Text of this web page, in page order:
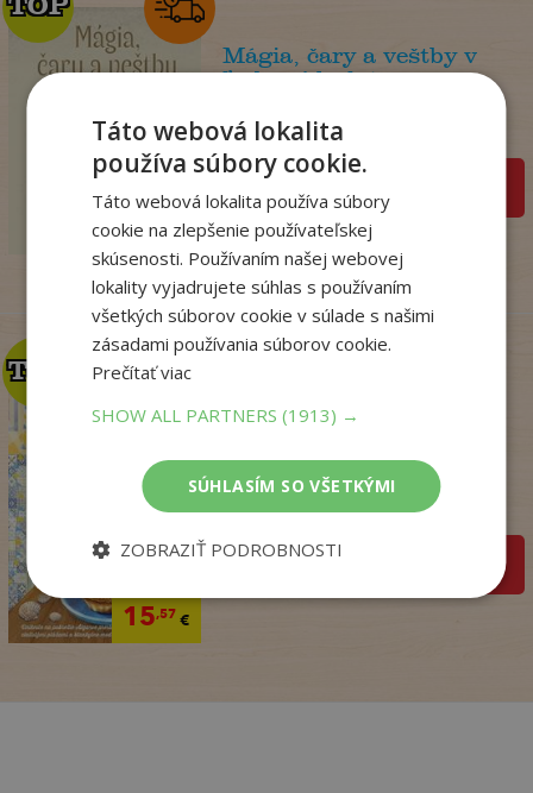
19,95€
Mágia, čary a veštby v
ľudovej kultúr...
Na sklade
15,57 €
TOP
TOP
Penzión v Portugalsku
bez oriezky (v ...
Julie Caplin
Na sklade
pridať do košíka
Táto webová lokalita
používa súbory cookie.
Táto webová lokalita používa súbory
cookie na zlepšenie používateľskej
skúsenosti. Používaním našej webovej
lokality vyjadrujete súhlas s používaním
všetkých súborov cookie v súlade s našimi
zásadami používania súborov cookie.
Prečítať viac
SHOW ALL PARTNERS(1913) →
SÚHLASÍM SO VŠETKÝMI
ZOBRAZIŤ PODROBNOSTI